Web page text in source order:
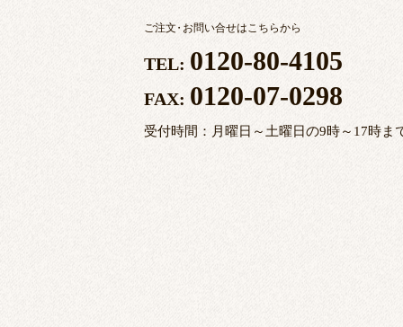
ご注文・お問い合せはこちらから
TEL: 0120-80-4105
FAX: 0120-07-0298
受付時間：月曜日～土曜日の9時～17時ま